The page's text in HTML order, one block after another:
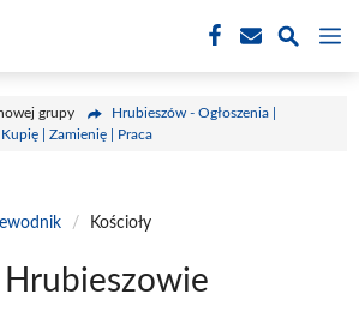
grupy
Hrubieszów - Ogłoszenia |
| Zamienię | Praca
/ Kościoły
Hrubieszowie